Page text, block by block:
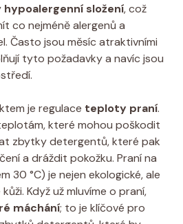
hypoalergenní složení,⁤ což
co ‌nejméně alergenů a
Často jsou měsíc atraktivními
tyto požadavky a navíc ‌jsou
je‌ regulace teploty praní.
​které mohou poškodit
zbytky detergentů,⁤ které pak​
a dráždit pokožku. Praní na
30⁢ °C) je nejen ekologické, ale
Když už mluvíme o praní,
máchání; to ‍je klíčové pro